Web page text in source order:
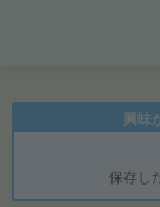
興味
保存し